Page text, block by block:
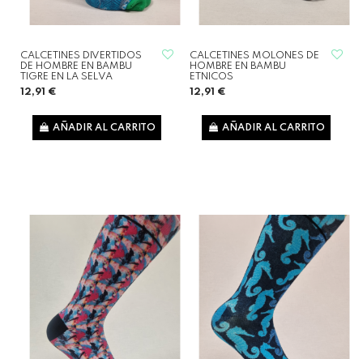
CALCETINES DIVERTIDOS
DE HOMBRE EN BAMBU
TIGRE EN LA SELVA
12,91 €
AÑADIR AL CARRITO
CALCETINES MOLONES DE
HOMBRE EN BAMBU
ETNICOS
12,91 €
AÑADIR AL CARRITO